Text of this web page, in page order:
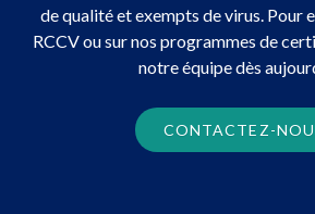
de qualité et exempts de virus. Pour
RCCV ou sur nos programmes de
notre équipe dès
CONTACTEZ-